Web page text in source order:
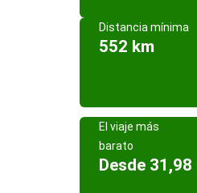
Distancia mínima
552 km
El viaje más
barato
Desde 31,98